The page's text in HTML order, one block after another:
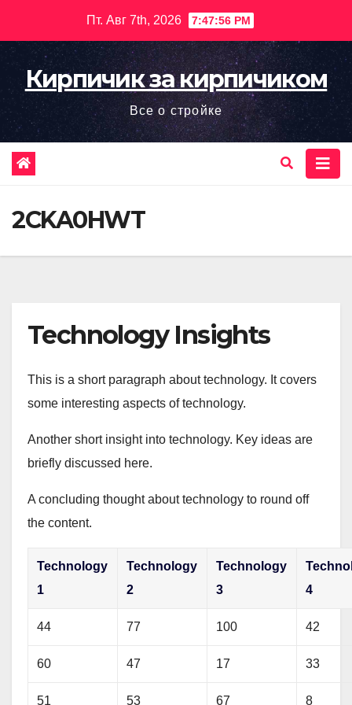
содержимому
Пт. Авг 7th, 2026 7:47:57 PM
Кирпичик за кирпичиком
Все о стройке
2CKA0HWT
Technology Insights
This is a short paragraph about technology. It covers
some interesting aspects of technology.
Another short insight into technology. Key ideas are
briefly discussed here.
A concluding thought about technology to round off
the content.
Technology
1
Technology
2
Technology
3
4
44 77 100 42
60 47 17 33
51 53 67 8